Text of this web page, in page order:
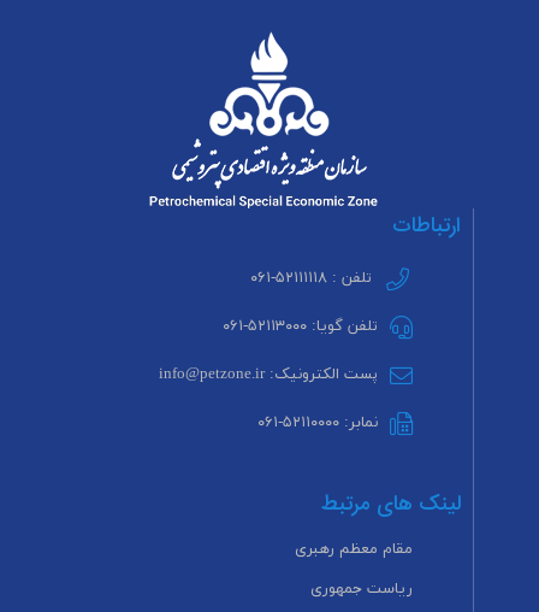
ارتباطات
تلفن : ۵۲۱۱۱۱۱۸-۰۶۱
تلفن گویا: ۵۲۱۱۳۰۰۰-۰۶۱
پست الکترونیک: info@petzone.ir
نمابر: ۵۲۱۱۰۰۰۰-۰۶۱
لینک های مرتبط
مقام معظم رهبری
ریاست جمهوری